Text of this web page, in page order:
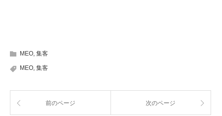
MEO, 集客
MEO, 集客
前のページ 次のページ